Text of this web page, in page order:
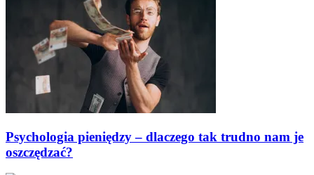
Psychologia pieniędzy – dlaczego tak trudno nam je
oszczędzać?